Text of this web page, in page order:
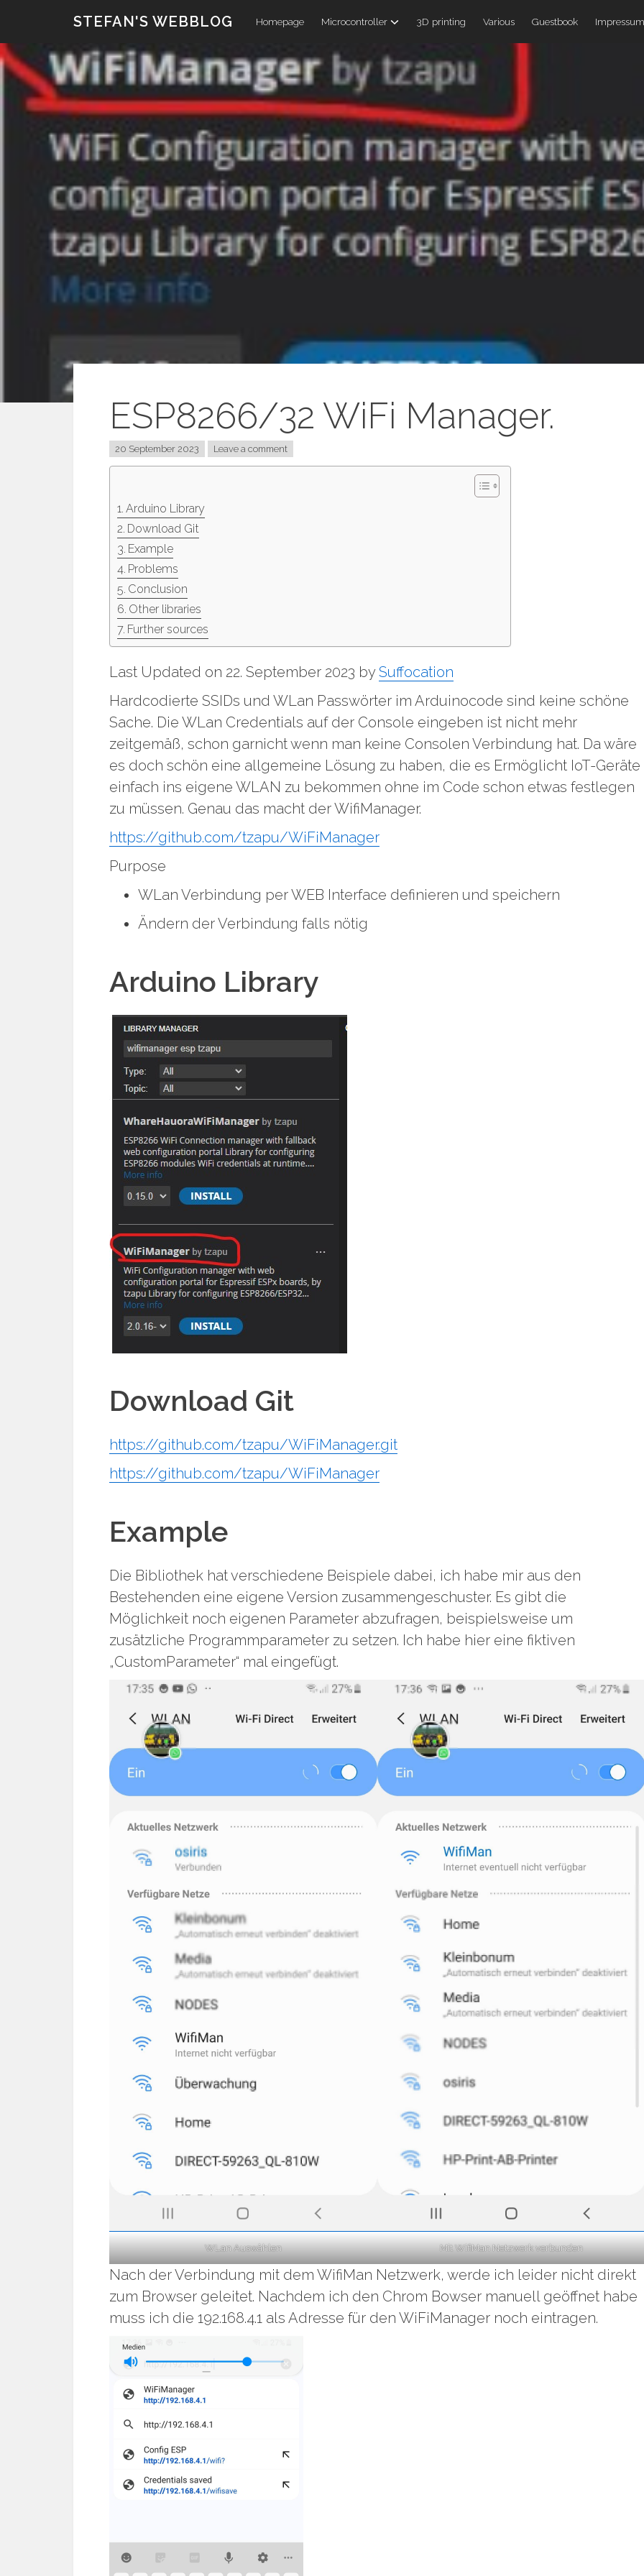
content
STEFAN'S WEBBLOG Homepage Microcontroller 3D printing Various Guestbook Impressum
ESP8266/32 WiFi Manager.
20 September 2023 Leave a comment
Arduino Library
Download Git
Example
Problems
Conclusion
Other libraries
Further sources
Last Updated on 22. September 2023 bySuffocation
Hardcodierte SSIDs und WLan Passwörter im Arduinocode sind keine schöne
Sache. Die WLan Credentials auf der Console eingeben ist nicht mehr
zeitgemäß, schon garnicht wenn man keine Consolen Verbindung hat. Da wäre
es doch schön eine allgemeine Lösung zu haben, die es Ermöglicht IoT-Geräte
einfach ins eigene WLAN zu bekommen ohne im Code schon etwas festlegen
zu müssen. Genau das macht der WifiManager.
https://github.com/tzapu/WiFiManager
Purpose
WLan Verbindung per WEB Interface definieren und speichern
Ändern der Verbindung falls nötig
Arduino Library
Download Git
https://github.com/tzapu/WiFiManager.git
https://github.com/tzapu/WiFiManager
Example
Die Bibliothek hat verschiedene Beispiele dabei, ich habe mir aus den
Bestehenden eine eigene Version zusammengeschuster. Es gibt die
Möglichkeit noch eigenen Parameter abzufragen, beispielsweise um
zusätzliche Programmparameter zu setzen. Ich habe hier eine fiktiven
„CustomParameter“ mal eingefügt.
WLan Auswählen Mit WifiMan Netzwerk verbunden
Nach der Verbindung mit dem WifiMan Netzwerk, werde ich leider nicht direkt
zum Browser geleitet. Nachdem ich den Chrom Bowser manuell geöffnet habe
muss ich die 192.168.4.1 als Adresse für den WiFiManager noch eintragen.